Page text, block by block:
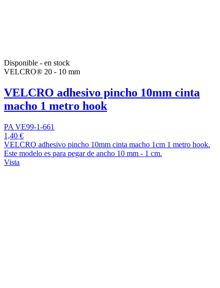
Disponible - en stock
VELCRO® 20 - 10 mm
VELCRO adhesivo pincho 10mm cinta
macho 1 metro hook
PA VE99-1-661
1,40 €
VELCRO adhesivo pincho 10mm cinta macho 1cm 1 metro hook.
Este modelo es para pegar de ancho 10 mm - 1 cm.
Vista